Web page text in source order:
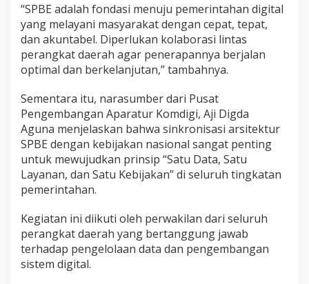
“SPBE adalah fondasi menuju pemerintahan digital
yang melayani masyarakat dengan cepat, tepat,
dan akuntabel. Diperlukan kolaborasi lintas
perangkat daerah agar penerapannya berjalan
optimal dan berkelanjutan,” tambahnya.
Sementara itu, narasumber dari Pusat
Pengembangan Aparatur Komdigi, Aji Digda
Aguna menjelaskan bahwa sinkronisasi arsitektur
SPBE dengan kebijakan nasional sangat penting
untuk mewujudkan prinsip “Satu Data, Satu
Layanan, dan Satu Kebijakan” di seluruh tingkatan
pemerintahan.
Kegiatan ini diikuti oleh perwakilan dari seluruh
perangkat daerah yang bertanggung jawab
terhadap pengelolaan data dan pengembangan
sistem digital.